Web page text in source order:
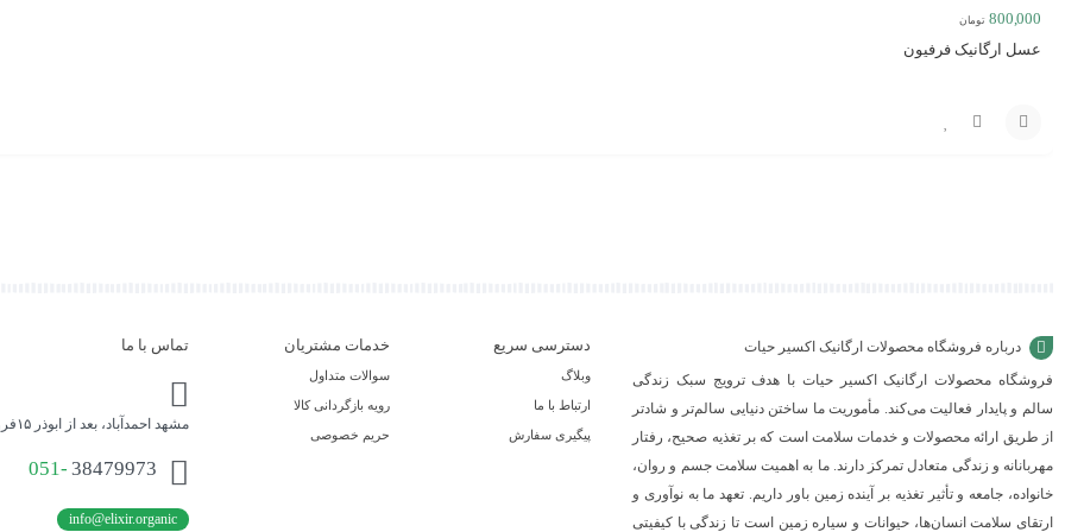
800,000 تومان
عسل ارگانیک فرفیون
درباره فروشگاه محصولات ارگانیک اکسیر حیات
فروشگاه محصولات ارگانیک اکسیر حیات با هدف ترویج سبک زندگی
سالم و پایدار فعالیت می‌کند. مأموریت ما ساختن دنیایی سالم‌تر و شادتر
از طریق ارائه محصولات و خدمات سلامت است که بر تغذیه صحیح، رفتار
مهربانانه و زندگی متعادل تمرکز دارند. ما به اهمیت سلامت جسم و روان،
خانواده، جامعه و تأثیر تغذیه بر آینده زمین باور داریم. تعهد ما به نوآوری و
ارتقای سلامت انسان‌ها، حیوانات و سیاره زمین است تا زندگی با کیفیتی
دسترسی سریع
وبلاگ
ارتباط با ما
پیگیری سفارش
خدمات مشتریان
سوالات متداول
رویه بازگردانی کالا
حریم خصوصی
تماس با ما
مشهد احمدآباد، بعد از ابوذر ۱۵فروشگاه محصولات ارگانیک اکسیر حیات
051- 38479973
info@elixir.organic